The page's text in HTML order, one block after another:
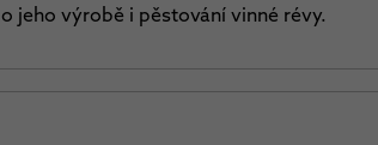
jeho výrobě i pěstování vinné révy.